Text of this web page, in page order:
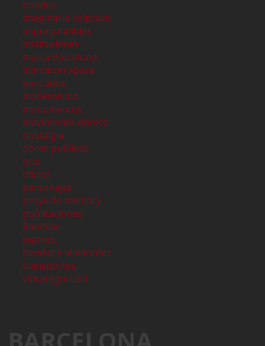
hoteles
imaginario colectivo
imprescindibles
instituciones
marca Barcelona
marcaron época
mercados
modernismo
monumentos
movimiento obrero
nostalgia
obras publicas
ocio
oficios
personajes
proyecto memory
publicaciones
Ramblas
teatros,
tiendas y almacenes
transportes
Uncategorized